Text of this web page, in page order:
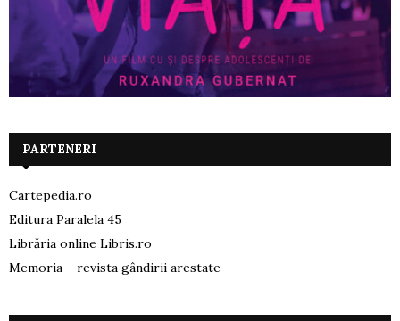
PARTENERI
Cartepedia.ro
Editura Paralela 45
Librăria online Libris.ro
Memoria – revista gândirii arestate